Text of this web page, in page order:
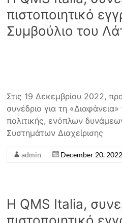
πιστοποιητικό
Συμβούλιο του
Στις 19 Δεκεμβρίου 2022,
συνέδριο για τη
πολιτικής, ενόπλων
Συστημάτων Διαχείρισης
admin December 20, 2022
Η QMS Italia,